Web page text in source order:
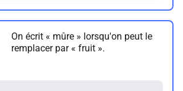
On écrit « mûre » lorsqu'on peut le
remplacer par « fruit ».